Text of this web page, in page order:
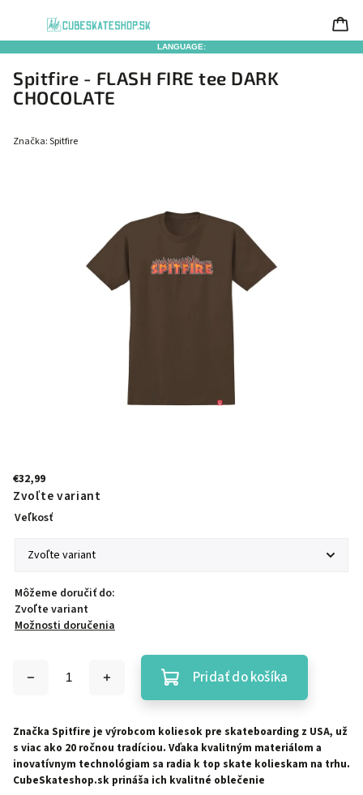
LANGUAGE:
Spitfire - FLASH FIRE tee DARK
CHOCOLATE
Značka:Spitfire
€32,99
Zvoľte variant
Veľkosť
Môžeme doručiť do:
Zvoľte variant
Možnosti doručenia
Pridať do košíka
Značka Spitfire je výrobcom koliesok pre skateboarding z USA, už
s viac ako 20 ročnou tradíciou. Vďaka kvalitným materiálom a
inovatívnym technológiam sa radia k top skate kolieskam na trhu.
CubeSkateshop.sk prináša ich kvalitné oblečenie